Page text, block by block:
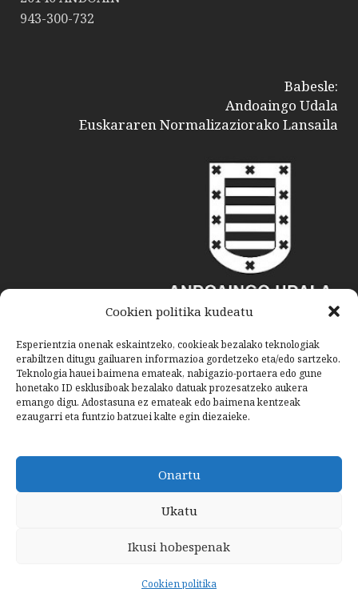
Cookien politika kudeatu
Esperientzia onenak eskaintzeko, cookieak bezalako teknologiak
erabiltzen ditugu gailuaren informazioa gordetzeko eta/edo sartzeko.
Teknologia hauei baimena emateak, nabigazio-portaera edo gune
honetako ID esklusiboak bezalako datuak prozesatzeko aukera
emango digu. Adostasuna ez emateak edo baimena kentzeak
ezaugarri eta funtzio batzuei kalte egin diezaieke.
Onartu
Ukatu
Ikusi hobespenak
Cookien politika
943-300-732
Babesle:
Andoaingo Udala
Euskararen Normalizaziorako Lansaila